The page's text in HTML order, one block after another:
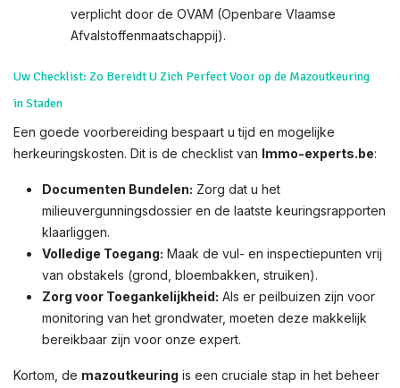
verplicht door de OVAM (Openbare Vlaamse
Afvalstoffenmaatschappij).
Uw Checklist: Zo Bereidt U Zich Perfect Voor op de Mazoutkeuring
in Staden
Een goede voorbereiding bespaart u tijd en mogelijke
herkeuringskosten. Dit is de checklist van Immo-experts.be:
Documenten Bundelen: Zorg dat u het
milieuvergunningsdossier en de laatste keuringsrapporten
klaarliggen.
Volledige Toegang: Maak de vul- en inspectiepunten vrij
van obstakels (grond, bloembakken, struiken).
Zorg voor Toegankelijkheid: Als er peilbuizen zijn voor
monitoring van het grondwater, moeten deze makkelijk
bereikbaar zijn voor onze expert.
Kortom, de mazoutkeuring is een cruciale stap in het beheer